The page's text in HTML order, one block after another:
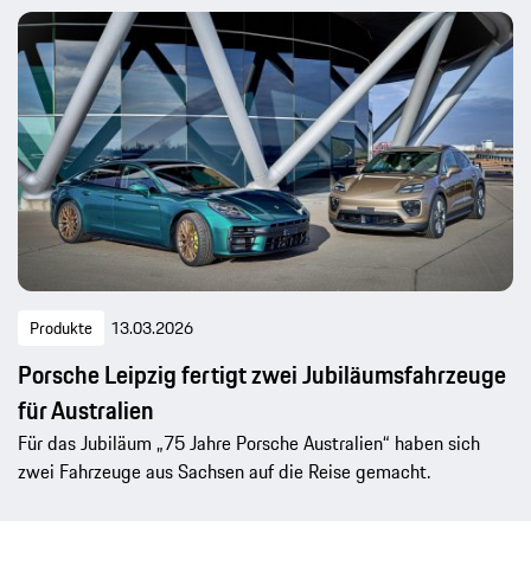
Produkte 13.03.2026
Porsche Leipzig fertigt zwei Jubiläumsfahrzeuge
für Australien
Für das Jubiläum „75 Jahre Porsche Australien“ haben sich
zwei Fahrzeuge aus Sachsen auf die Reise gemacht.